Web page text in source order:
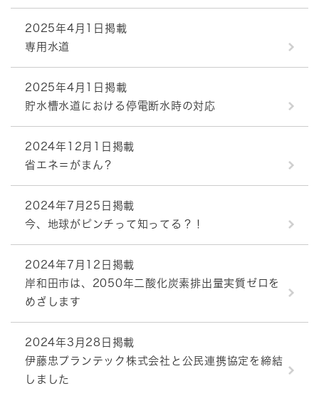
2025年4月1日掲載
専用水道
2025年4月1日掲載
貯水槽水道における停電断水時の対応
2024年12月1日掲載
省エネ＝がまん？
2024年7月25日掲載
今、地球がピンチって知ってる？！
2024年7月12日掲載
岸和田市は、2050年二酸化炭素排出量実質ゼロを
めざします
2024年3月28日掲載
伊藤忠プランテック株式会社と公民連携協定を締結
しました